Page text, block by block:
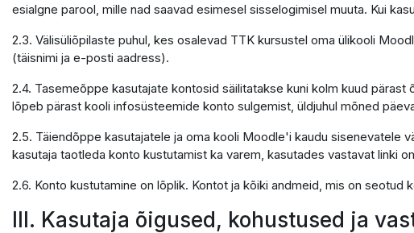
esialgne parool, mille nad saavad esimesel sisselogimisel muuta. Kui
2.3. Välisüliõpilaste puhul, kes osalevad TTK kursustel oma ülikooli
(täisnimi ja e-posti aadress).
2.4. Tasemeõppe kasutajate kontosid säilitatakse kuni kolm kuud
lõpeb pärast kooli infosüsteemide konto sulgemist, üldjuhul mõned
2.5. Täiendõppe kasutajatele ja oma kooli Moodle'i kaudu sisenevatele
kasutaja taotleda konto kustutamist ka varem, kasutades vastavat linki
2.6. Konto kustutamine on lõplik. Kontot ja kõiki andmeid, mis on
III. Kasutaja õigused, kohustused ja